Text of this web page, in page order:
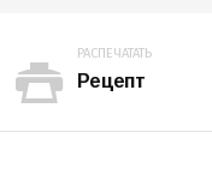
РАСПЕЧАТАТЬ
Рецепт